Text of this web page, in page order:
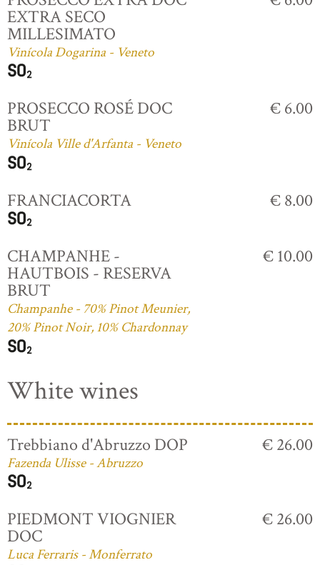
EXTRA SECO
MILLESIMATO
Vinícola Dogarina - Veneto
PROSECCO ROSÉ DOC
BRUT
Vinícola Ville d'Arfanta - Veneto
€ 6.00
FRANCIACORTA € 8.00
CHAMPANHE -
HAUTBOIS - RESERVA
BRUT
Champanhe - 70% Pinot Meunier,
20% Pinot Noir, 10% Chardonnay
€ 10.00
White wines
Trebbiano d'Abruzzo DOP
Fazenda Ulisse - Abruzzo
€ 26.00
PIEDMONT VIOGNIER
DOC
Luca Ferraris - Monferrato
€ 26.00